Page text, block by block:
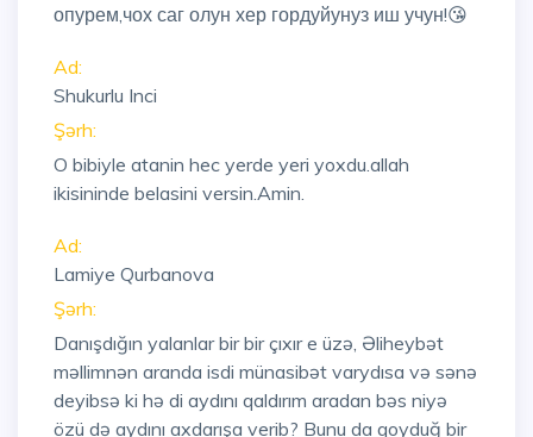
опурем,чох саг олун хер гордуйунуз иш учун!😘
Ad:
Shukurlu Inci
Şərh:
O bibiyle atanin hec yerde yeri yoxdu.allah
ikisininde belasini versin.Amin.
Ad:
Lamiye Qurbanova
Şərh:
Danışdığın yalanlar bir bir çıxır e üzə, Əliheybət
məllimnən aranda isdi münasibət varydısa və sənə
deyibsə ki hə di aydını qaldırım aradan bəs niyə
özü də aydını axdarışa verib? Bunu da qoyduğ bir